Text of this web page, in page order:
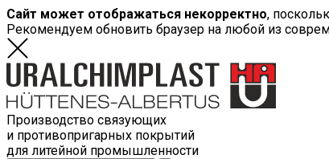
Сайт может отображаться некорректно,
Рекомендуем обновить браузер на любой из
Производство связующих
и противопригарных покрытий
для литейной промышленности